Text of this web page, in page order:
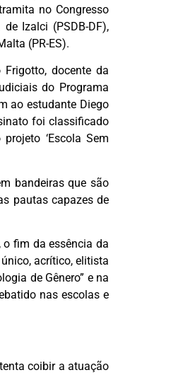
no Congresso
Izalci (PSDB-DF),
(PR-ES).
docente da
do Programa
ao estudante Diego
foi classificado
‘Escola Sem
bandeiras que são
pautas capazes de
o fim da essência da
acrítico, elitista
de Gênero” e na
nas escolas e
coibir a atuação